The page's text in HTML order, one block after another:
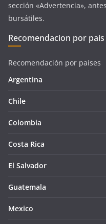
sección «Advertencia»,
bursátiles.
Recomendacion por pais
Recomendación por paises
Argentina
Chile
Colombia
Costa Rica
El Salvador
Guatemala
Mexico